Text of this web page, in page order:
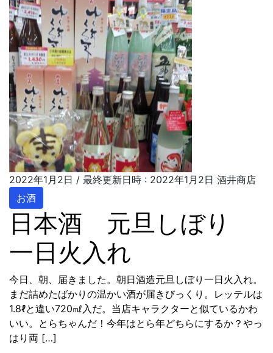
2022年1月2日 / 最終更新日時 : 2022年1月2日 酒井商店
お酒
日本酒 元旦しぼり
一日火入れ
今日、朝、届きました。朝日酒造元旦しぼり一日火入れ。
まだ詰めたばかりの温かい酒が届きびっくり。レッテルは
1.8ℓと違い720㎖入だ。当店キャラクターと似ているかわ
いい。とらちゃんだ！今年はとら年どちらにするか？やっ
はり両 […]